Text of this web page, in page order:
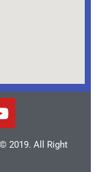
2019. All Right